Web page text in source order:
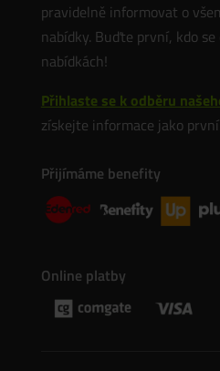
pravidelně informovat o
nabídky. Buďte první, kdo
nabídkách!
Přihlaste se k odběru
získejte informace jako první.
Přijímáme benefity
Online platby